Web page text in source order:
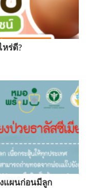
หร่ดี?
แผนก่อนมีลูก